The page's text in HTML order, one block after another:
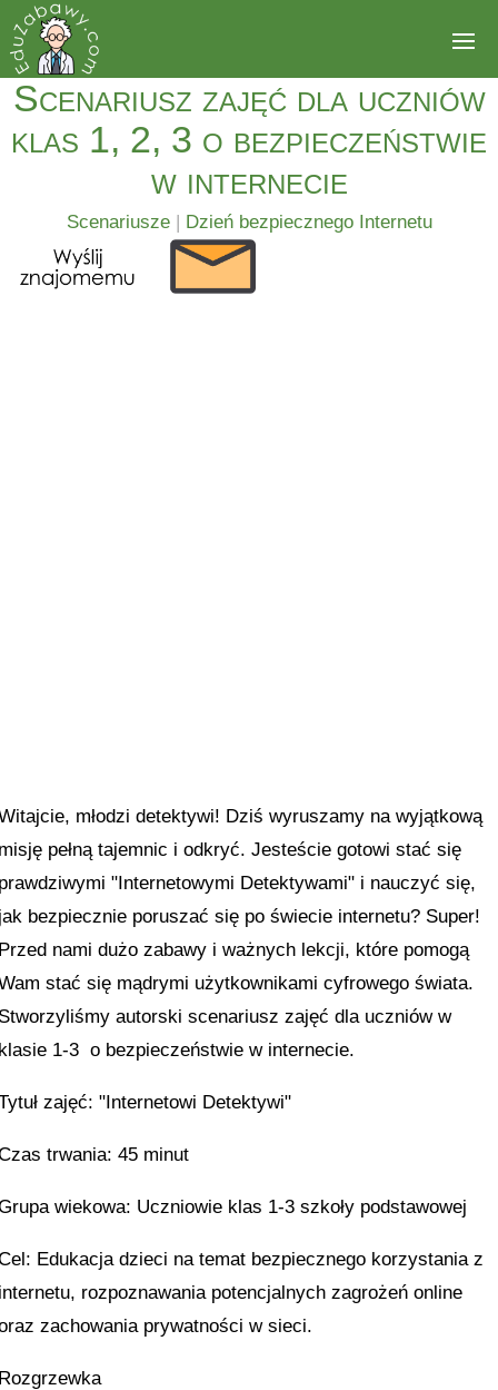
Scenariusz zajęć dla uczniów
klas 1, 2, 3 o bezpieczeństwie
w internecie
Scenariusze| Dzień bezpiecznego Internetu
młodzi detektywi! Dziś wyruszamy na wyjątkową
pełną tajemnic i odkryć. Jesteście gotowi stać się
"Internetowymi Detektywami" i nauczyć się,
bezpiecznie poruszać się po świecie internetu? Super!
nami dużo zabawy i ważnych lekcji, które pomogą
stać się mądrymi użytkownikami cyfrowego świata.
autorski scenariusz zajęć dla uczniów w
1-3 o bezpieczeństwie w internecie.
zajęć: "Internetowi Detektywi"
trwania: 45 minut
wiekowa: Uczniowie klas 1-3 szkoły podstawowej
Edukacja dzieci na temat bezpiecznego korzystania z
rozpoznawania potencjalnych zagrożeń online
zachowania prywatności w sieci.